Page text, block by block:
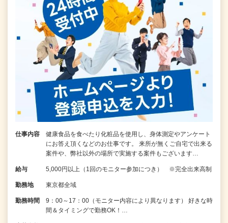
仕事内容
健康食品を食べたり化粧品を使用し、身体測定やアンケート
にお答え頂くなどのお仕事です。 来所が無くご自宅で出来る
案件や、弊社以外の場所で実施する案件もございます…
給与 5,000円以上（1回のモニター参加につき） ※完全出来高制
勤務地 東京都全域
勤務時間
9：00～17：00（モニター内容により異なります） 好きな時
間＆タイミングで勤務OK！…